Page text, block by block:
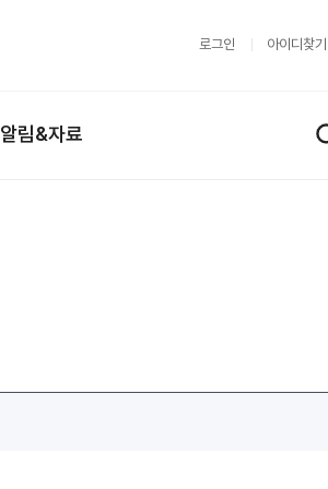
로그인 아이디찾기
알림&자료